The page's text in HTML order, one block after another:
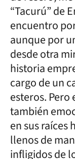
“Tacurú” de
encuentro
aunque por
desde otra
historia
cargo de un
esteros.
también
en sus raíces
llenos de
infligidos de